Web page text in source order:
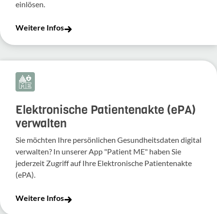
einlösen.
Weitere Infos
Elektronische Patientenakte (ePA)
verwalten
Sie möchten Ihre persönlichen Gesundheitsdaten digital
verwalten? In unserer App "Patient ME" haben Sie
jederzeit Zugriff auf Ihre Elektronische Patientenakte
(ePA).
Weitere Infos